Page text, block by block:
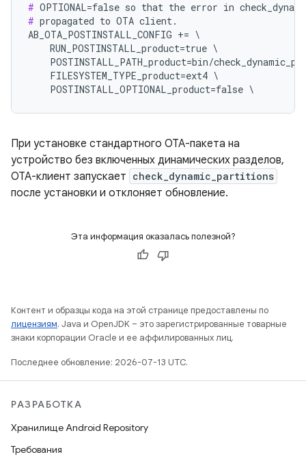
#
# propagated to OTA client.
AB_OTA_POSTINSTALL_CONFIG += \
    RUN_POSTINSTALL_product=true \
POSTINSTALL_PATH_product=bin/
    FILESYSTEM_TYPE_product=ext4 \
    POSTINSTALL_OPTIONAL_product=false \
При установке стандартного OTA-пакета на
устройство без включенных динамических разделов,
OTA-клиент запускает check_dynamic_partitions
после установки и отклоняет обновление.
Эта информация оказалась полезной?
Контент и образцы кода на этой странице предоставлены по
лицензиям. Java и OpenJDK – это зарегистрированные товарные
знаки корпорации Oracle и ее аффилированных лиц.
Последнее обновление: 2026-07-13 UTC.
РАЗРАБОТКА
Хранилище Android Repository
Требования